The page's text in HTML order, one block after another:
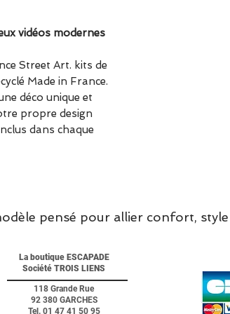
vidéos modernes
Street Art. kits de
Made in France.
déco unique et
propre design
dans chaque
surveillance
- Des couleurs
pensé pour allier confort,
La boutique ESCAPADE
Société TROIS LIENS
118 Grande Rue
92 380 GARCHES
Tel. 01 47 41 50 95